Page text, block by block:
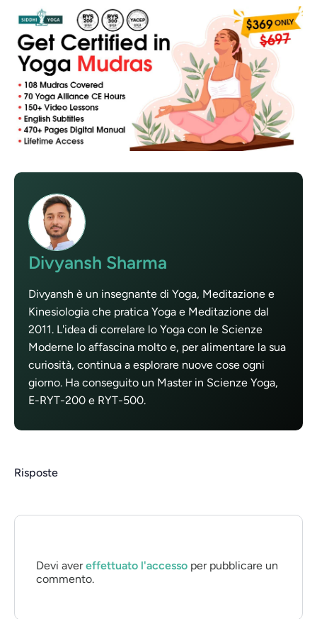
Divyansh Sharma
Divyansh è un insegnante di Yoga, Meditazione e
Kinesiologia che pratica Yoga e Meditazione dal
2011. L'idea di correlare lo Yoga con le Scienze
Moderne lo affascina molto e, per alimentare la sua
curiosità, continua a esplorare nuove cose ogni
giorno. Ha conseguito un Master in Scienze Yoga,
E-RYT-200 e RYT-500.
Risposte
Devi avereffettuato l'accesso per pubblicare un
commento.